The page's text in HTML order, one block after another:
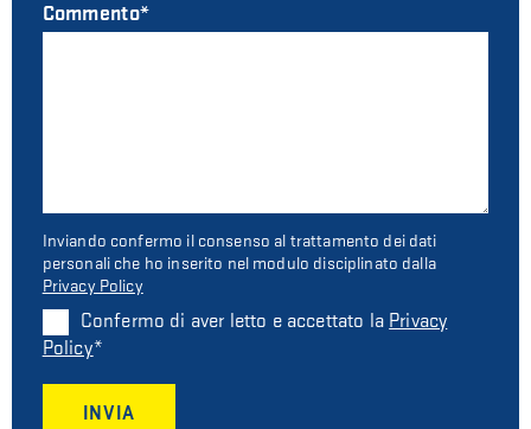
Commento
Inviando confermo il consenso al trattamento dei dati
personali che ho inserito nel modulo disciplinato dalla
Privacy Policy
Confermo di aver letto e accettato la Privacy
Policy
INVIA